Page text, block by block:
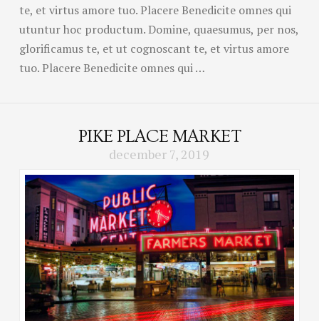
te, et virtus amore tuo. Placere Benedicite omnes qui
utuntur hoc productum. Domine, quaesumus, per nos,
glorificamus te, et ut cognoscant te, et virtus amore
tuo. Placere Benedicite omnes qui …
PIKE PLACE MARKET
december 7, 2019